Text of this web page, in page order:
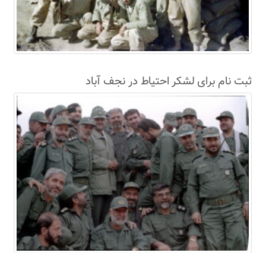
ثبت نام برای لشکر احتیاط در نجف آباد